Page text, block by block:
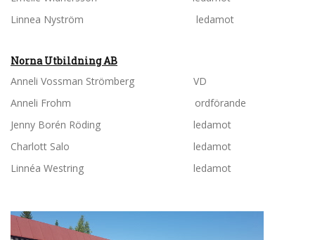
Linnea Nyström ledamot
Norna Utbildning AB
Anneli Vossman Strömberg VD
Anneli Frohm ordförande
Jenny Borén Röding ledamot
Charlott Salo ledamot
Linnéa Westring ledamot